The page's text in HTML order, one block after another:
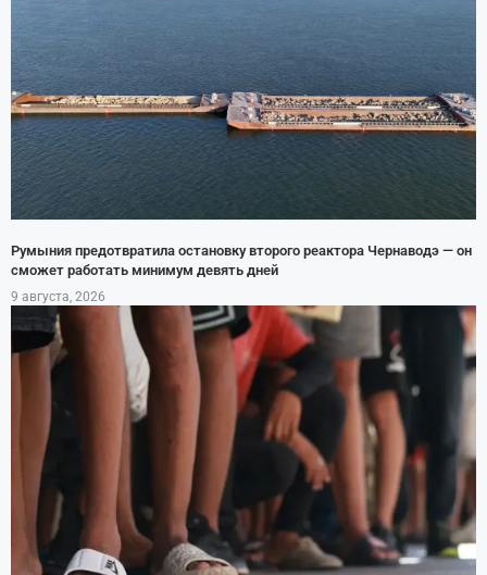
Румыния предотвратила остановку второго реактора Чернаводэ — он
сможет работать минимум девять дней
9 августа, 2026